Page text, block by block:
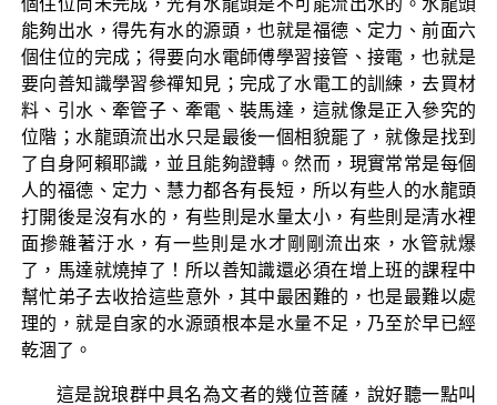
能夠出水，得先有水的源頭，也就是福德、定力、前面六
個住位的完成；得要向水電師傅學習接管、接電，也就是
要向善知識學習參禪知見；完成了水電工的訓練，去買材
料、引水、牽管子、牽電、裝馬達，這就像是正入參究的
位階；水龍頭流出水只是最後一個相貌罷了，就像是找到
了自身阿賴耶識，並且能夠證轉。然而，現實常常是每個
人的福德、定力、慧力都各有長短，所以有些人的水龍頭
打開後是沒有水的，有些則是水量太小，有些則是清水裡
面摻雜著汙水，有一些則是水才剛剛流出來，水管就爆
了，馬達就燒掉了！所以善知識還必須在增上班的課程中
幫忙弟子去收拾這些意外，其中最困難的，也是最難以處
理的，就是自家的水源頭根本是水量不足，乃至於早已經
乾涸了。
這是說琅群中具名為文者的幾位菩薩，說好聽一點叫